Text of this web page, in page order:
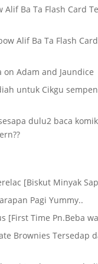
Alif Ba Ta Flash Card
Alif Ba Ta Flash
on Adam and Jaundice
untuk Cikgu
dulu2 baca
[Biskut Minyak
Pagi Yummy..
[First Time Pn.Beba
Brownies Tersedap